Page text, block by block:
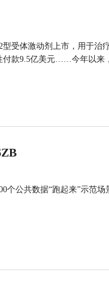
受体激动剂上市，用于治
款9.5亿美元……今年以来
个公共数据“跑起来”示范